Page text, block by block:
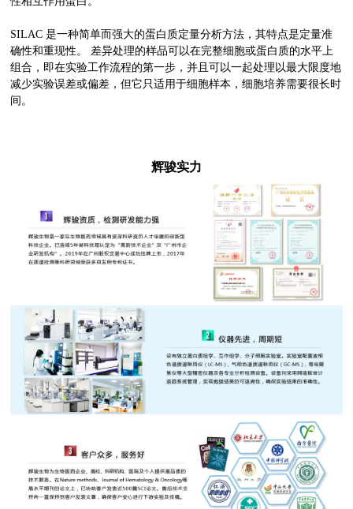
SILAC 是一种简单而强大的蛋白质定量分析方法，其特点是定量准
确性和重现性。 差异处理的样品可以在完整细胞或蛋白质的水平上
组合，即在实验工作流程的第一步，并且可以一起处理以最大限度地
减少实验误差或偏差，但它只适用于细胞样本，细胞培养需要很长时
间。
辉骏实力